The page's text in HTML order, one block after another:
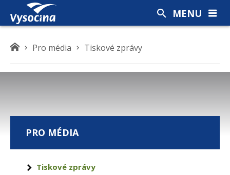
K
e
Pro média Tiskové zprávy
PRO MÉDIA
Tiskové zprávy
MENU